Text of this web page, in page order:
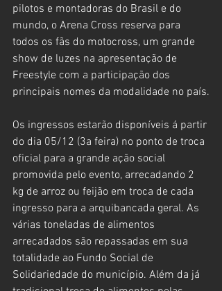
pilotos e montadoras do Brasil e do
mundo, o Arena Cross reserva para
todos os fãs do motocross, um grande
show de luzes na apresentação de
Freestyle com a participação dos
principais nomes da modalidade no país.
Os ingressos estarão disponíveis á partir
do dia 05/12 (3a feira) no ponto de troca
oficial para a grande ação social
promovida pelo evento, arrecadando 2
kg de arroz ou feijão em troca de cada
ingresso para a arquibancada geral. As
várias toneladas de alimentos
arrecadados são repassadas em sua
totalidade ao Fundo Social de
Solidariedade do município. Além da já